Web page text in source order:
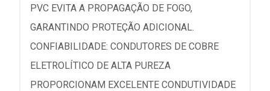
PVC EVITA A PROPAGAÇÃO DE FOGO,
GARANTINDO PROTEÇÃO ADICIONAL.
CONFIABILIDADE: CONDUTORES DE COBRE
ELETROLÍTICO DE ALTA PUREZA
PROPORCIONAM EXCELENTE CONDUTIVIDADE